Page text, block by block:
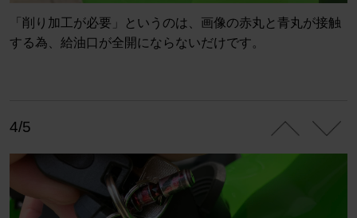
「削り加工が必要」というのは、画像の赤丸と青丸が接触
する為、給油口が全開にならないだけです。
4/5